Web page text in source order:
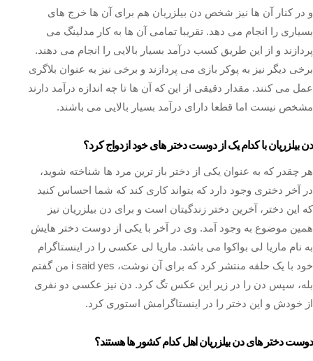
و در کنار آن ها نیز شخص دن بیلزریان هم برای آن ها خرج های
بسیاری را انجام می دهد. تقریبا تمامی آن ها به کار مدلینگ می
پردازند و از این طریق کسب درآمد بسیار بالایی را انجام می دهند.
برخی دیگر نیز به پوکر بازی می پردازند و برخی نیز به عنوان بلاگری
عمل می کنند. مقدار دقیقی از این که آن ها تا چه اندازه درآمد دارند
مشخص نیست اما قطعا دارای درآمد بسیار بالایی می باشند.
دن بیلزریان با کدام یک از دوست دختر های خود ازدواج کرد؟
هر چقدر که به عنوان یکی از دختر باز ترین مرد ها شناخته شوید،
در آخر دختری وجود دارد که بتواند کاری کند که شما احساس کنید
که این دختر، آخرین دختر زندگیتان است و برای دن بیلزریان نیز
همین موضوع به وجود آمد. وی در آخر با یکی از دوست دختر هایش
به نام ماریا لی بواکوا می باشد. ماریا لی عکسی را در اینستاگرام
خود با یک حلقه منتشر کرد که برای آن نوشت، i said yes من گفتم
بله، سپس دن را در زیر این عکس تگ کرد. دن نیز عکسی دو نفری
از خودش و این دختر را در اینستاگرامش استوری کرد.
دوست دختر های دن بیلزریان اهل کدام کشور ها هستند؟